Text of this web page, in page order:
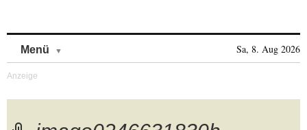
Menü Sa, 8. Aug 2026